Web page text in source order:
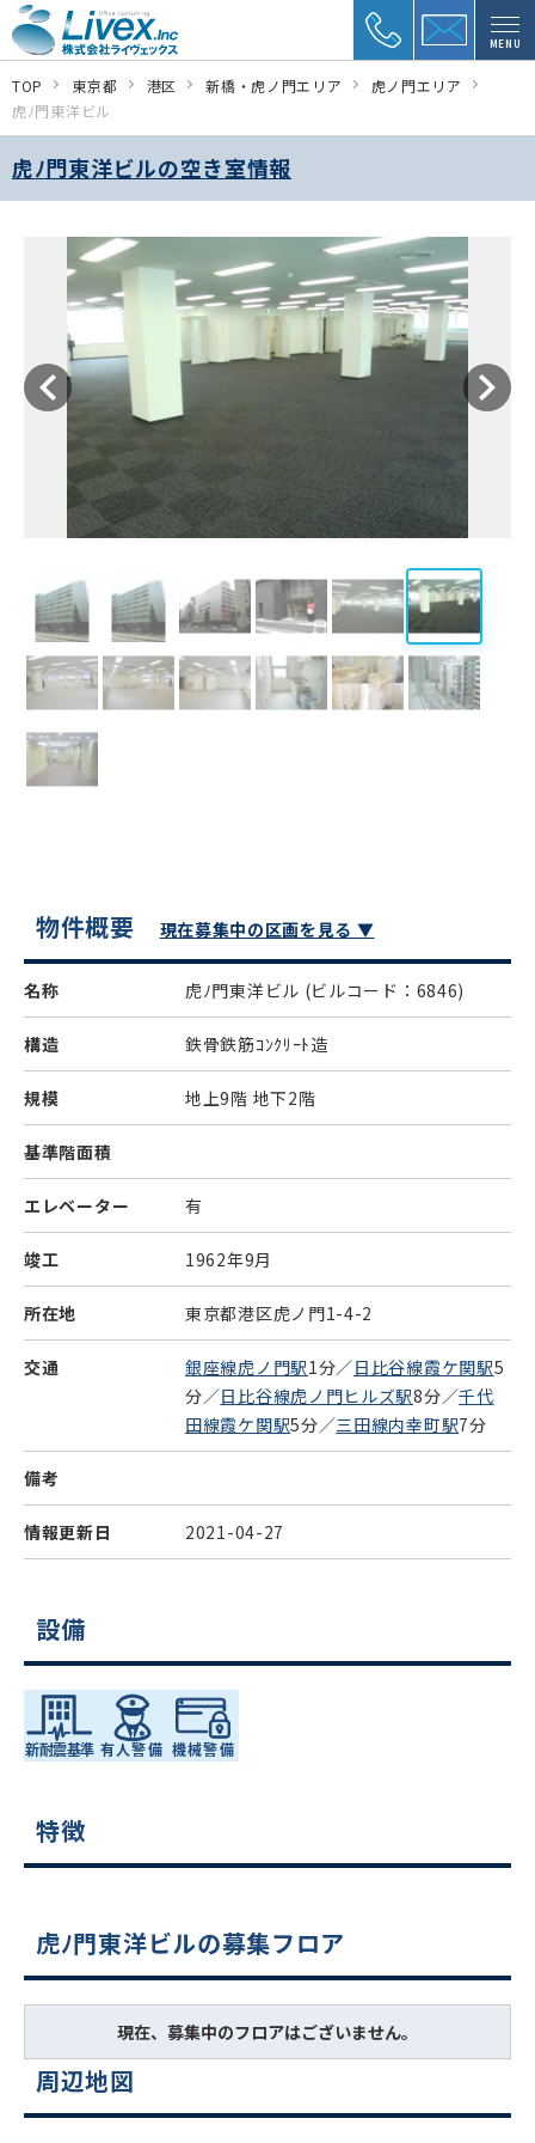
MENU
TOP 東京都 港区 新橋・虎ノ門エリア
虎ノ門エリア
虎ﾉ門東洋ビル
虎ﾉ門東洋ビルの空き室情報
物件概要 現在募集中の区画を見る ▼
名称 虎ﾉ門東洋ビル (ビルコード：6846)
構造 鉄骨鉄筋ｺﾝｸﾘｰﾄ造
規模 地上9階 地下2階
基準階面積
エレベーター 有
竣工 1962年9月
所在地 東京都港区虎ノ門1-4-2
交通 銀座線虎ノ門駅1分／日比谷線霞ケ関駅5
分／日比谷線虎ノ門ヒルズ駅8分／千代
田線霞ケ関駅5分／三田線内幸町駅7分
備考
情報更新日 2021-04-27
設備
特徴
虎ﾉ門東洋ビルの募集フロア
現在、募集中のフロアはございません。
周辺地図